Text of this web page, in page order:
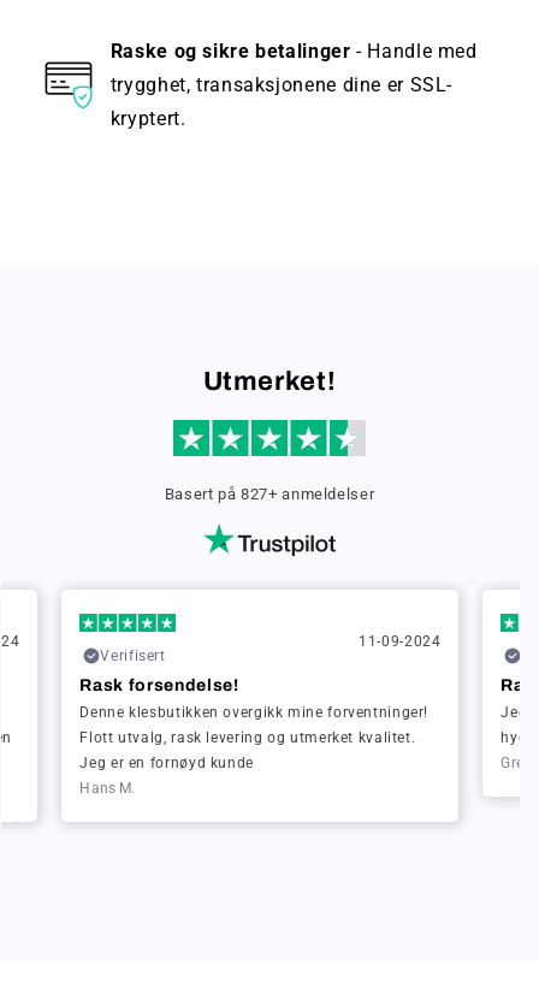
Raske og sikre betalinger - Handle med
trygghet, transaksjonene dine er SSL-
kryptert.
Utmerket!
Basert på 827+ anmeldelser
Verifisert
11-09-2024
Rask forsendelse!
Denne klesbutikken overgikk mine forventninger!
Flott utvalg, rask levering og utmerket kvalitet.
Jeg er en fornøyd kunde
Hans M.
Jeg